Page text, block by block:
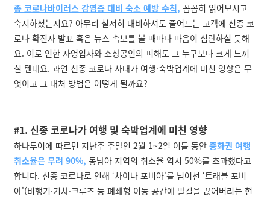
종 코로나바이러스 감염증 대비 숙소 예방 수칙, 꼼꼼히 읽어보시고
숙지하셨는지요? 아무리 철저히 대비하셔도 줄어드는 고객에 신종 코
로나 확진자 발표 혹은 뉴스 속보를 볼 때마다 마음이 심란하실 듯해
요. 이로 인한 자영업자와 소상공인의 피해도 그 누구보다 크게 느끼
실 텐데요. 과연 신종 코로나 사태가 여행·숙박업계에 미친 영향은 무
엇이고 그 대처 방법은 어떻게 될까요?
#1. 신종 코로나가 여행 및 숙박업계에 미친 영향
하나투어에 따르면 지난주 주말인 2월 1~2일 이틀 동안 중화권 여행
취소율은 무려 90%, 동남아 지역의 취소율 역시 50%를 초과했다고
합니다. 신종 코로나로 인해 ‘차이나 포비아'를 넘어선 ‘트래블 포비
아'(비행기·기차·크루즈 등 폐쇄형 이동 공간에 발길을 끊어버리는 현